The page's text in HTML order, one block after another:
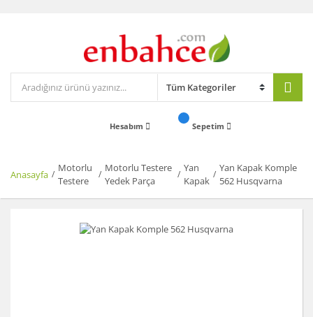
Hesabım Sepetim
Anasayfa
Motorlu
Testere
Motorlu Testere
Yedek Parça
Yan
Kapak
Yan Kapak Komple
562 Husqvarna